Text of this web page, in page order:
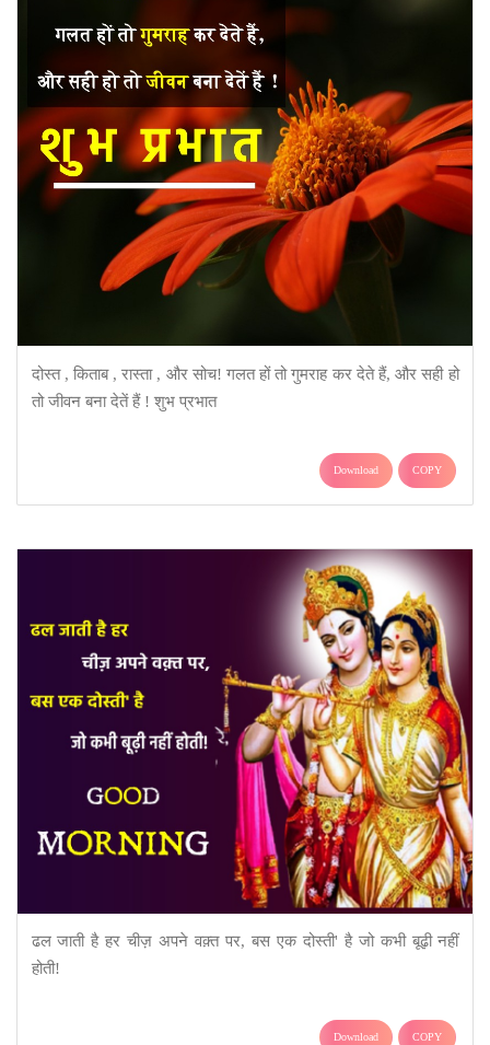
दोस्त , किताब , रास्ता , और सोच! गलत हों तो गुमराह कर देते हैं, और सही हो
तो जीवन बना देतें हैं ! शुभ प्रभात
Download COPY
ढल जाती है हर चीज़ अपने वक़्त पर, बस एक दोस्ती' है जो कभी बूढ़ी नहीं
होती!
Download COPY